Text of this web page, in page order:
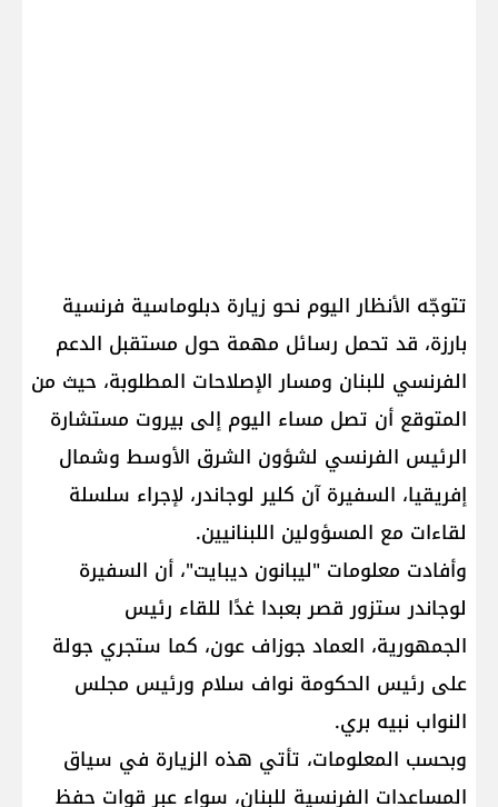
تتوجّه الأنظار اليوم نحو زيارة دبلوماسية فرنسية
بارزة، قد تحمل رسائل مهمة حول مستقبل الدعم
الفرنسي للبنان ومسار الإصلاحات المطلوبة، حيث من
المتوقع أن تصل مساء اليوم إلى بيروت مستشارة
الرئيس الفرنسي لشؤون الشرق الأوسط وشمال
إفريقيا، السفيرة آن كلير لوجاندر، لإجراء سلسلة
لقاءات مع المسؤولين اللبنانيين.
وأفادت معلومات "ليبانون ديبايت"، أن السفيرة
لوجاندر ستزور قصر بعبدا غدًا للقاء رئيس
الجمهورية، العماد جوزاف عون، كما ستجري جولة
على رئيس الحكومة نواف سلام ورئيس مجلس
النواب نبيه بري.
وبحسب المعلومات، تأتي هذه الزيارة في سياق
المساعدات الفرنسية للبنان، سواء عبر قوات حفظ